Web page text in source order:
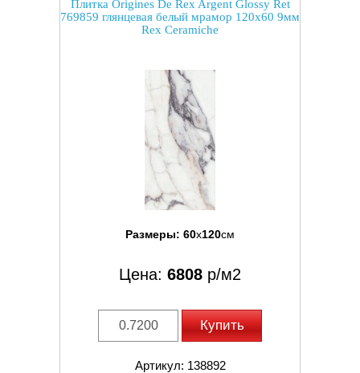
Плитка Origines De Rex Argent Glossy Ret
769859 глянцевая белый мрамор 120x60 9мм
Rex Ceramiche
Размеры: 60x120см
Цена: 6808 р/м2
Купить
Артикул: 138892